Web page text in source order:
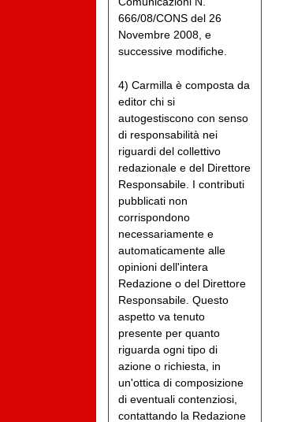
666/08/CONS del 26
Novembre 2008, e
successive modifiche.
4) Carmilla è composta da
editor chi si
autogestiscono con senso
di responsabilità nei
riguardi del collettivo
redazionale e del Direttore
Responsabile. I contributi
pubblicati non
corrispondono
necessariamente e
automaticamente alle
opinioni dell'intera
Redazione o del Direttore
Responsabile. Questo
aspetto va tenuto
presente per quanto
riguarda ogni tipo di
azione o richiesta, in
un'ottica di composizione
di eventuali contenziosi,
contattando la Redazione